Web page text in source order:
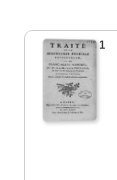
1